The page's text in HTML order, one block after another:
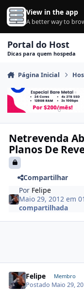
Ir para conteúdo
View in the app
A better way to
Portal do Host
Dicas para quem hospeda
Página Inicial
Netrevenda
Planos De
Compartilhar
Por Felipe
Maio 29, 2012 em
compartilhada
Felipe Membro
Postado Maio 29,